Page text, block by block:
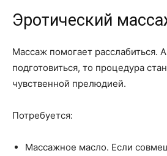
Эротический
Массаж помогает расслабиться.
подготовиться, то процедура
чувственной прелюдией.
Потребуется:
Массажное масло. Если